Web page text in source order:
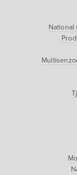
National